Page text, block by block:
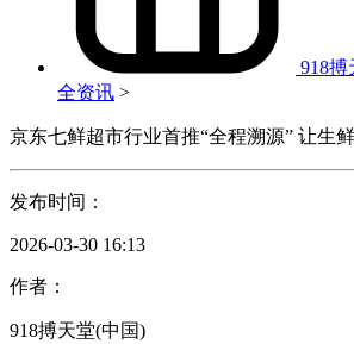
918搏
全资讯 >
京东七鲜超市行业首推“全程溯源” 让生
发布时间：
2026-03-30 16:13
作者：
918搏天堂(中国)